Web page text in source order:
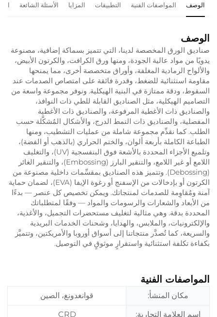
الوصف المواصفات الفنية التطبيقات المزايا الأسئلة الشائعة
الوصف
صناديق الورق المخصصة لدينا، التي تتميز بسماكة إضافية، مصنوعة
يدويًا من مواد عالية الجودة، ومنها ورق الكرافت، والكرتون الأبيض،
والألواح الرمادية المغلفة، وأوراق متخصصة أخرى، مما يمنحها
مقاومة استثنائية للضغط، وقدرة فائقة على امتصاص الصدمات عند
السقوط، ودقة ممتازة في البنية الهيكلية. ونوفر مجموعة واسعة من
التصاميم الهيكلية، مثل الصناديق القابلة للطي ذات النوافذ،
والصناديق ذات الأغطية المرفوعة، والصناديق ذات الأغطية
المفصلية، والصناديق ذات النمط الدرج، والأشكال المُشكَّلة حسب
الطلب. كما نقدِّم مجموعة شاملة من عمليات التشطيب، ومنها
الطباعة الكاملة بأربعة ألوان، والختم الحراري (بالذهب أو الفضة)،
وتلميع الأجزاء المحددة بالأشعة فوق البنفسجية (UV)، والتغليف
اللامع أو غير اللامع، والتنقير البارز (Embossing)، والتنقير الغائر
(Debossing). وتتميز هذه الصناديق بمقسِّمات داخلية مصنوعة من
الكرتون أو بإدخالات من الإسفنج أو رغوة الإيفا (EVA)، لضمان حماية
آمنة ومُقاوِمة للصدمات لمنتجاتك. ويمكن تخصيص كل عنصر — بدءًا
من الأبعاد والشعارات والرسومات والمواد — وفقًا لمتطلباتك
المحددة بدقة. وهي مثالية لتغليف مستحضرات التجميل، والأغذية،
والإلكترونيات، والملابس، والهدايا، وشحنات الخدمات البريدية
والسريعة، كما تُصدَّر منتجاتنا إلى أسواق أوروبا والأمريكتين، وتتميَّز
بكفاءة تكلفة استثنائية واستقرارٍ موثوقٍ في التوصيل.
المواصفات الفنية
مكان المنشأ: قوانغدونغ، الصين
اسم العلامة التجارية: CRD